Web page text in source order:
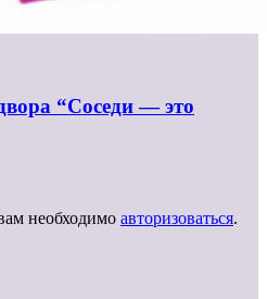
“Соседи — это
необходимо авторизоваться.